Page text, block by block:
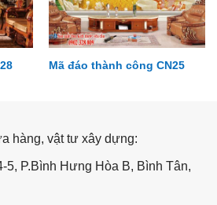
Mã đáo thành công CN25
hàng, vật tư xây dựng:
5, P.Bình Hưng Hòa B, Bình Tân,